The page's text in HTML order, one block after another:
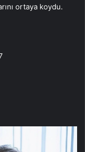
ortaya koydu.